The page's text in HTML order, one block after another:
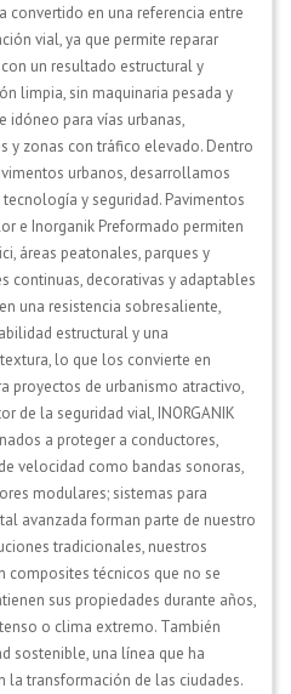
convertido en una referencia entre
vial, ya que permite reparar
un resultado estructural y
limpia, sin maquinaria pesada y
idóneo para vías urbanas,
y zonas con tráfico elevado. Dentro
urbanos, desarrollamos
y seguridad. Pavimentos
e Inorganik Preformado permiten
áreas peatonales, parques y
continuas, decorativas y adaptables
una resistencia sobresaliente,
estructural y una
lo que los convierte en
proyectos de urbanismo atractivo,
de la seguridad vial, INORGANIK
a proteger a conductores,
velocidad como bandas sonoras,
modulares; sistemas para
avanzada forman parte de nuestro
tradicionales, nuestros
técnicos que no se
sus propiedades durante años,
o clima extremo. También
sostenible, una línea que ha
la transformación de las ciudades.